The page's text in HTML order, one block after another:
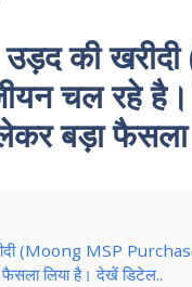
उड़द की
चल रहे
बड़ा
(Moong MSP
फैसला लिया है। देखें डिटेल..